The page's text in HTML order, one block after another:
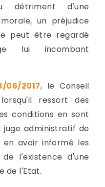
détriment d'une
un préjudice
peut être regardé
lui incombant
2017, le Conseil
ressort des
conditions en sont
administratif de
en avoir informé les
l'existence d'une
de l'Etat.